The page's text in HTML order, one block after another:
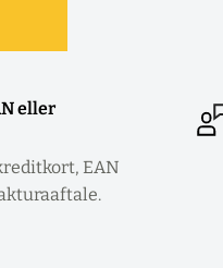
eller
EAN